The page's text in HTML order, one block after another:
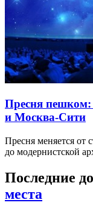
Пресня пешком:
и Москва-Сити
Пресня меняется от
до модернистской
Последние
места